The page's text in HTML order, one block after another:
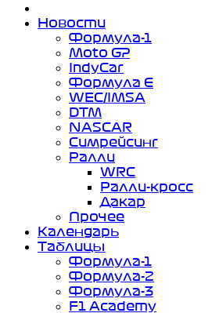
Новости
Формула-1
Moto GP
IndyCar
Формула Е
WEC/IMSA
DTM
NASCAR
Симрейсинг
Ралли
WRC
Ралли-кросс
Дакар
Прочее
Календарь
Таблицы
Формула-1
Формула-2
Формула-3
F1 Academy